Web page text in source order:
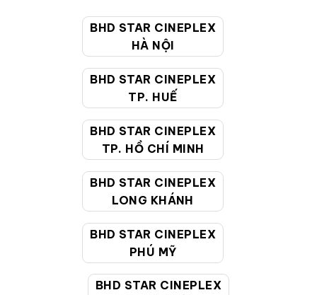
BHD STAR CINEPLEX
HÀ NỘI
BHD STAR CINEPLEX
TP. HUẾ
BHD STAR CINEPLEX
TP. HỒ CHÍ MINH
BHD STAR CINEPLEX
LONG KHÁNH
BHD STAR CINEPLEX
PHÚ MỸ
BHD STAR CINEPLEX
CHĂM SÓC KHÁCH HÀNG
9:00 - 22:00 (Tất cả các ngày bao
gồm cả Lễ, Tết)
cskh@bhdstar.vn
MẠNG XÃ HỘI